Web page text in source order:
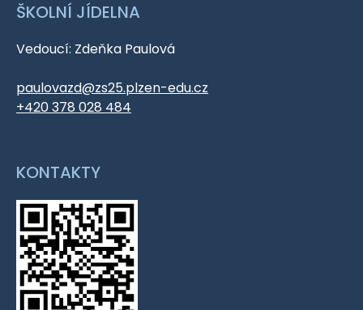
ŠKOLNÍ JÍDELNA
Vedoucí: Zdeňka Paulová
paulovazd@zs25.plzen-edu.cz
+420 378 028 484
KONTAKTY